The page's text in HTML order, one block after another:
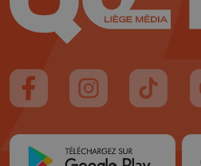
Suivez-nous sur FaceBook
Suivez-nous sur
Suivez-